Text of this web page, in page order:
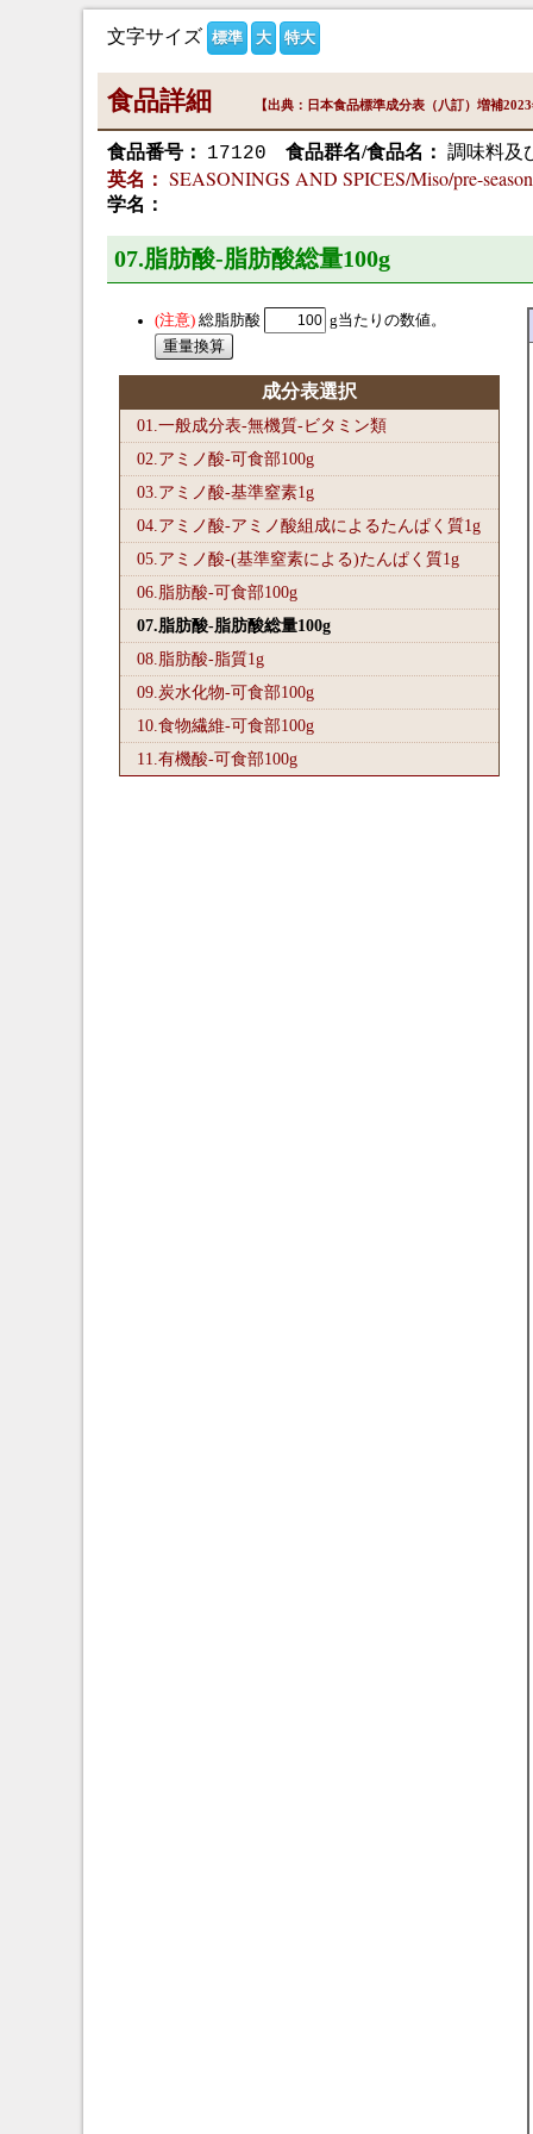
文字サイズ 標準 大 特大
食品詳細 【出典：日本食品標準成分表（八訂）増補
食品番号： 17120 食品群名/食品名： 調味料及
英名： SEASONINGS AND SPICES/Miso/pre-
学名：
07.脂肪酸-脂肪酸総量100g
総脂肪酸 g当たりの数値。
成分表選択
01.一般成分表-無機質-ビタミン類
02.アミノ酸-可食部100g
03.アミノ酸-基準窒素1g
04.アミノ酸-アミノ酸組成によるたんぱく質1g
05.アミノ酸-(基準窒素による)たんぱく質1g
06.脂肪酸-可食部100g
07.脂肪酸-脂肪酸総量100g
08.脂肪酸-脂質1g
09.炭水化物-可食部100g
10.食物繊維-可食部100g
11.有機酸-可食部100g